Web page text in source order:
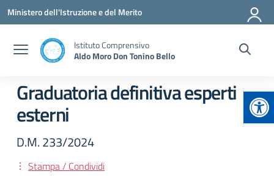
Vai ai contenuti
Vai al menu di navigazione
Vai al footer
Ministero dell'Istruzione e del Merito
Istituto Comprensivo
Aldo Moro Don Tonino Bello
Graduatoria definitiva esperti
esterni
D.M. 233/2024
Stampa / Condividi